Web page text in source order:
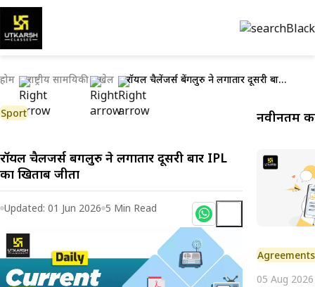
होम राष्ट्रीय सामयिकी खेल रॉयल चैलेंजर्स बेंगलुरु ने लगातार दूसरी बार IPL का खिताब जीता
Sport
रॉयल चैलेंजर्स बेंगलुरु ने लगातार दूसरी बार IPL
का खिताब जीता
Updated: 01 Jun 2026 5 Min Read
नवीनतम
05 Aug 2026